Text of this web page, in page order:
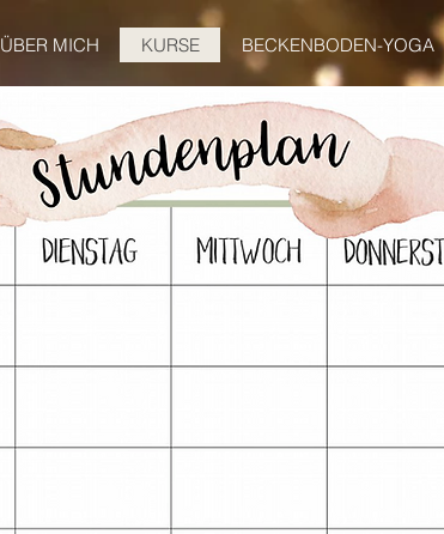
ÜBER MICH KURSE BECKENBODEN-YOGA